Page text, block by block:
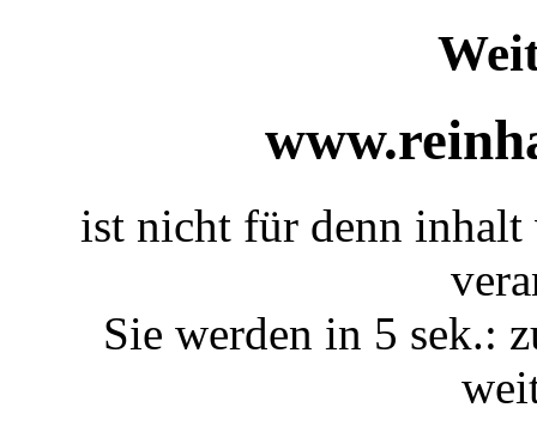
ist nicht für denn
Sie werden in 5 sek.: